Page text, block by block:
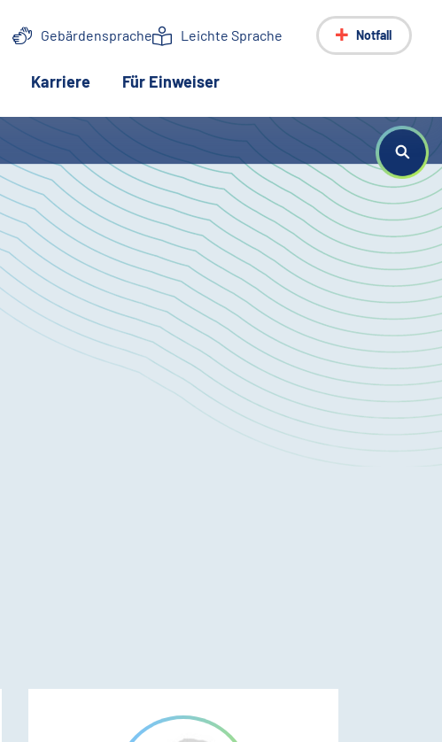
Karriere Für Einweiser
Notfall
Gebärdensprache Leichte Sprache